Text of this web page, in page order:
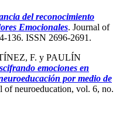
del reconocimiento
Emocionales. Journal of
136. ISSN 2696-2691.
F. y PAULÍN
emociones en
por medio de
of neuroeducation, vol. 6, no.